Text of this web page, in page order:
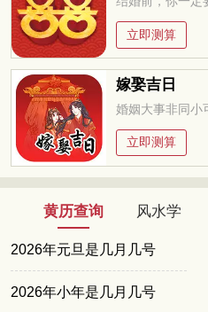
立即测算
嫁娶吉日
婚姻大事非同小
立即测算
黄历查询 风水学
2026年元旦是几月几号
2026年小年是几月几号